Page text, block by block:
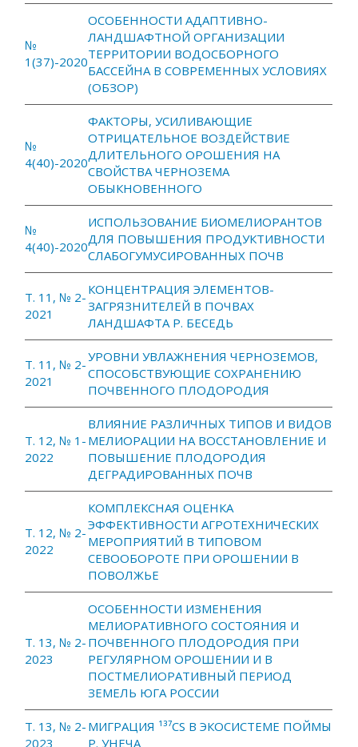
№
1(37)-2020
ОСОБЕННОСТИ АДАПТИВНО-
ЛАНДШАФТНОЙ ОРГАНИЗАЦИИ
ТЕРРИТОРИИ ВОДОСБОРНОГО
БАССЕЙНА В СОВРЕМЕННЫХ УСЛОВИЯХ
(ОБЗОР)
№
4(40)-2020
ФАКТОРЫ, УСИЛИВАЮЩИЕ
ОТРИЦАТЕЛЬНОЕ ВОЗДЕЙСТВИЕ
ДЛИТЕЛЬНОГО ОРОШЕНИЯ НА
СВОЙСТВА ЧЕРНОЗЕМА
ОБЫКНОВЕННОГО
№
4(40)-2020
ИСПОЛЬЗОВАНИЕ БИОМЕЛИОРАНТОВ
ДЛЯ ПОВЫШЕНИЯ ПРОДУКТИВНОСТИ
СЛАБОГУМУСИРОВАННЫХ ПОЧВ
Т. 11, № 2-
2021
КОНЦЕНТРАЦИЯ ЭЛЕМЕНТОВ-
ЗАГРЯЗНИТЕЛЕЙ В ПОЧВАХ
ЛАНДШАФТА Р. БЕСЕДЬ
Т. 11, № 2-
2021
УРОВНИ УВЛАЖНЕНИЯ ЧЕРНОЗЕМОВ,
СПОСОБСТВУЮЩИЕ СОХРАНЕНИЮ
ПОЧВЕННОГО ПЛОДОРОДИЯ
Т. 12, № 1-
2022
ВЛИЯНИЕ РАЗЛИЧНЫХ ТИПОВ И ВИДОВ
МЕЛИОРАЦИИ НА ВОССТАНОВЛЕНИЕ И
ПОВЫШЕНИЕ ПЛОДОРОДИЯ
ДЕГРАДИРОВАННЫХ ПОЧВ
Т. 12, № 2-
2022
КОМПЛЕКСНАЯ ОЦЕНКА
ЭФФЕКТИВНОСТИ АГРОТЕХНИЧЕСКИХ
МЕРОПРИЯТИЙ В ТИПОВОМ
СЕВООБОРОТЕ ПРИ ОРОШЕНИИ В
ПОВОЛЖЬЕ
Т. 13, № 2-
2023
ОСОБЕННОСТИ ИЗМЕНЕНИЯ
МЕЛИОРАТИВНОГО СОСТОЯНИЯ И
ПОЧВЕННОГО ПЛОДОРОДИЯ ПРИ
РЕГУЛЯРНОМ ОРОШЕНИИ И В
ПОСТМЕЛИОРАТИВНЫЙ ПЕРИОД
ЗЕМЕЛЬ ЮГА РОССИИ
Т. 13, № 2-
2023
МИГРАЦИЯ ¹³⁷CS В ЭКОСИСТЕМЕ ПОЙМЫ
Р. УНЕЧА